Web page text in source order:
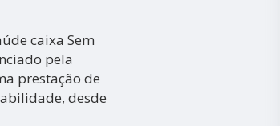
caixa Sem
pela
prestação de
desde